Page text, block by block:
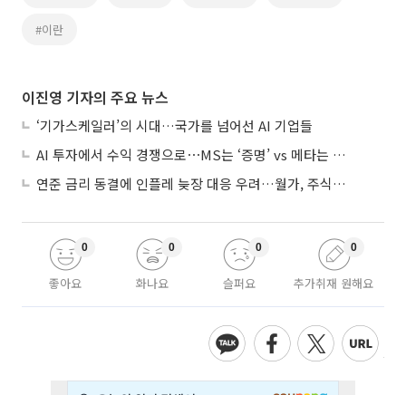
#이란
이진영 기자의 주요 뉴스
‘기가스케일러’의 시대…국가를 넘어선 AI 기업들
AI 투자에서 수익 경쟁으로⋯MS는 ‘증명’ vs 메타는 ‘숙제’
연준 금리 동결에 인플레 늦장 대응 우려…월가, 주식도 채권도 던졌다
좋아요
0
화나요
0
슬퍼요
0
추가취재 원해요
0